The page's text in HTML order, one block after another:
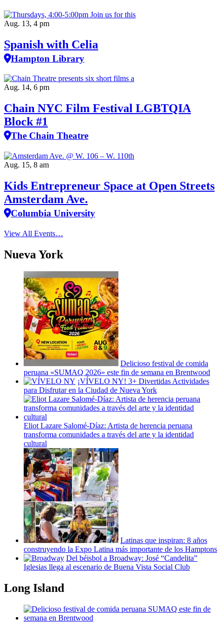
Aug. 13, 4 pm
Spanish with Celia
Hampton Library
Aug. 14, 6 pm
Chain NYC Film Festival LGBTQIA
Block #1
The Chain Theatre
Aug. 15, 8 am
Kids Entrepreneur Space at Open Streets
Amsterdam Ave.
Columbia University
View All Events…
Nueva York
Delicioso festival de comida
peruana «SUMAQ 2026» este fin de semana en Brentwood
¡VÍVELO NY! 3+ Divertidas Actividades
para Disfrutar en la Ciudad de Nueva York
Eliot Lazare Salomé-Díaz: Artista de herencia peruana
transforma comunidades a través del arte y la identidad
cultural
Latinas que inspiran: 8 años
construyendo la Expo Latina más importante de los Hamptons
Del béisbol a Broadway: José “Candelita”
Iglesias llega al escenario de Buena Vista Social Club
Long Island